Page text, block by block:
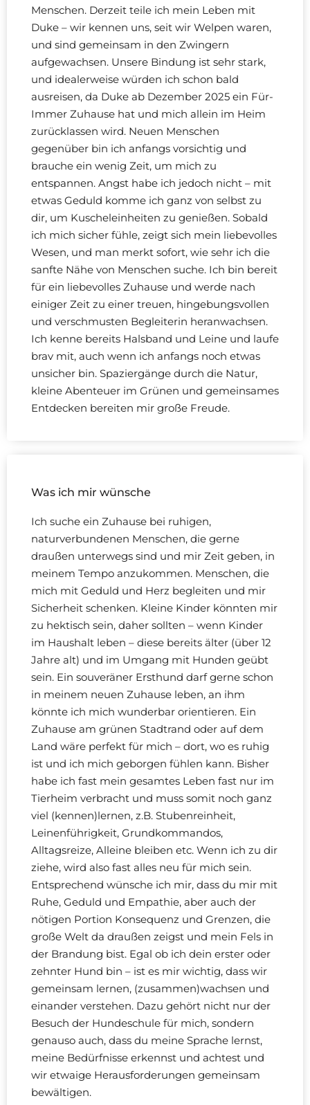
Menschen. Derzeit teile ich mein Leben mit
Duke – wir kennen uns, seit wir Welpen waren,
und sind gemeinsam in den Zwingern
aufgewachsen. Unsere Bindung ist sehr stark,
und idealerweise würden ich schon bald
ausreisen, da Duke ab Dezember 2025 ein Für-
Immer Zuhause hat und mich allein im Heim
zurücklassen wird. Neuen Menschen
gegenüber bin ich anfangs vorsichtig und
brauche ein wenig Zeit, um mich zu
entspannen. Angst habe ich jedoch nicht – mit
etwas Geduld komme ich ganz von selbst zu
dir, um Kuscheleinheiten zu genießen. Sobald
ich mich sicher fühle, zeigt sich mein liebevolles
Wesen, und man merkt sofort, wie sehr ich die
sanfte Nähe von Menschen suche. Ich bin bereit
für ein liebevolles Zuhause und werde nach
einiger Zeit zu einer treuen, hingebungsvollen
und verschmusten Begleiterin heranwachsen.
Ich kenne bereits Halsband und Leine und laufe
brav mit, auch wenn ich anfangs noch etwas
unsicher bin. Spaziergänge durch die Natur,
kleine Abenteuer im Grünen und gemeinsames
Entdecken bereiten mir große Freude.
Was ich mir wünsche
Ich suche ein Zuhause bei ruhigen,
naturverbundenen Menschen, die gerne
draußen unterwegs sind und mir Zeit geben, in
meinem Tempo anzukommen. Menschen, die
mich mit Geduld und Herz begleiten und mir
Sicherheit schenken. Kleine Kinder könnten mir
zu hektisch sein, daher sollten – wenn Kinder
im Haushalt leben – diese bereits älter (über 12
Jahre alt) und im Umgang mit Hunden geübt
sein. Ein souveräner Ersthund darf gerne schon
in meinem neuen Zuhause leben, an ihm
könnte ich mich wunderbar orientieren. Ein
Zuhause am grünen Stadtrand oder auf dem
Land wäre perfekt für mich – dort, wo es ruhig
ist und ich mich geborgen fühlen kann. Bisher
habe ich fast mein gesamtes Leben fast nur im
Tierheim verbracht und muss somit noch ganz
viel (kennen)lernen, z.B. Stubenreinheit,
Leinenführigkeit, Grundkommandos,
Alltagsreize, Alleine bleiben etc. Wenn ich zu dir
ziehe, wird also fast alles neu für mich sein.
Entsprechend wünsche ich mir, dass du mir mit
Ruhe, Geduld und Empathie, aber auch der
nötigen Portion Konsequenz und Grenzen, die
große Welt da draußen zeigst und mein Fels in
der Brandung bist. Egal ob ich dein erster oder
zehnter Hund bin – ist es mir wichtig, dass wir
gemeinsam lernen, (zusammen)wachsen und
einander verstehen. Dazu gehört nicht nur der
Besuch der Hundeschule für mich, sondern
genauso auch, dass du meine Sprache lernst,
meine Bedürfnisse erkennst und achtest und
wir etwaige Herausforderungen gemeinsam
bewältigen.